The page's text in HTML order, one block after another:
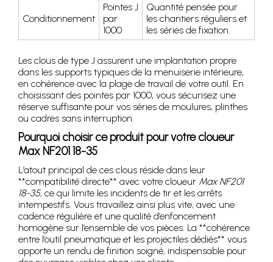
Conditionnement
Pointes J
par
1000
Quantité pensée pour
les chantiers réguliers et
les séries de fixation.
Les clous de type J assurent une implantation propre
dans les supports typiques de la menuiserie intérieure,
en cohérence avec la plage de travail de votre outil. En
choisissant des pointes par 1000, vous sécurisez une
réserve suffisante pour vos séries de moulures, plinthes
ou cadres sans interruption.
Pourquoi choisir ce produit pour votre cloueur
Max NF201 18-35
L’atout principal de ces clous réside dans leur
**compatibilité directe** avec votre cloueur Max NF201
18-35, ce qui limite les incidents de tir et les arrêts
intempestifs. Vous travaillez ainsi plus vite, avec une
cadence régulière et une qualité d’enfoncement
homogène sur l’ensemble de vos pièces. La **cohérence
entre l’outil pneumatique et les projectiles dédiés** vous
apporte un rendu de finition soigné, indispensable pour